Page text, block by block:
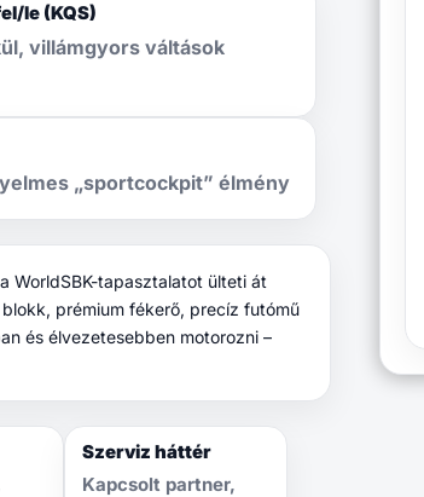
le (KQS)
villámgyors váltások
„sportcockpit” élmény
WorldSBK-tapasztalatot ülteti át
prémium fékerő, precíz futómű
és élvezetesebben motorozni –
Szerviz háttér
Kapcsolt partner,